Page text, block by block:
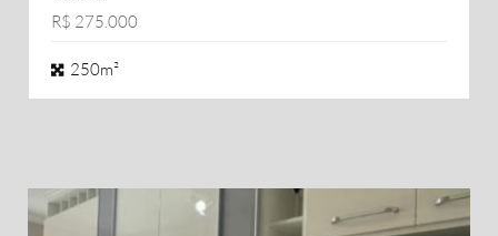
R$ 275.000
250m²